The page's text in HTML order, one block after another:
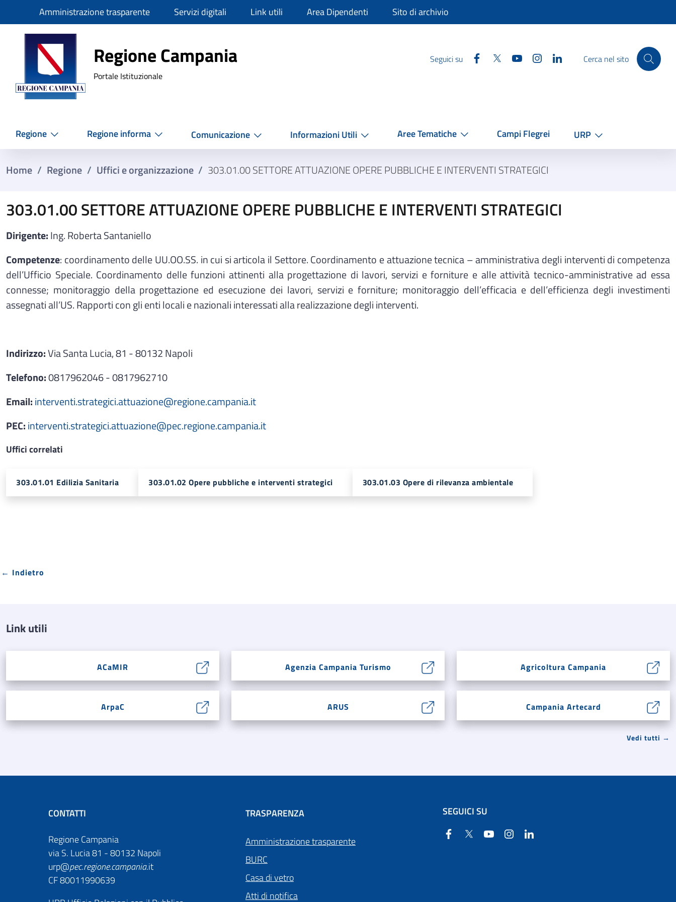
SlimAmministrazione trasparente Servizi digitali Link utili Area Dipendenti Sito di archivio
Regione Campania
Regione Campania
Portale Istituzionale
Seguici su Facebook
Twitter YouTube InstagramLinkedinCerca nel sito
Regione Regione informa Comunicazione Informazioni Utili Aree Tematiche Campi Flegrei URP
Home / Regione / Uffici e organizzazione / 303.01.00 SETTORE ATTUAZIONE OPERE PUBBLICHE E INTERVENTI STRATEGICI
303.01.00 SETTORE ATTUAZIONE OPERE PUBBLICHE E INTERVENTI STRATEGICI
Dirigente: Ing. Roberta Santaniello
Competenze: coordinamento delle UU.OO.SS. in cui si articola il Settore. Coordinamento e attuazione tecnica – amministrativa degli interventi di competenza
dell’Ufficio Speciale. Coordinamento delle funzioni attinenti alla progettazione di lavori, servizi e forniture e alle attività tecnico-amministrative ad essa
connesse; monitoraggio della progettazione ed esecuzione dei lavori, servizi e forniture; monitoraggio dell’efficacia e dell’efficienza degli investimenti
assegnati all’US. Rapporti con gli enti locali e nazionali interessati alla realizzazione degli interventi.
Indirizzo:Via Santa Lucia, 81 - 80132 Napoli
Telefono:0817962046 - 0817962710
Email: interventi.strategici.attuazione@regione.campania.it
PEC: interventi.strategici.attuazione@pec.regione.campania.it
Uffici correlati
303.01.01 Edilizia Sanitaria 303.01.02 Opere pubbliche e interventi strategici 303.01.03 Opere di rilevanza ambientale
← Indietro
Link utili
ACaMIR Agenzia Campania Turismo Agricoltura Campania
ArpaC ARUS Campania Artecard
Vedi tutti →
CONTATTI
Regione Campania
via S. Lucia 81 - 80132 Napoli
urp@pec.regione.campania.it
CF 80011990639
TRASPARENZA
Amministrazione trasparente
BURC
Casa di vetro
Atti di notifica
SEGUICI SU
Facebook
Twitter YouTube Instagram